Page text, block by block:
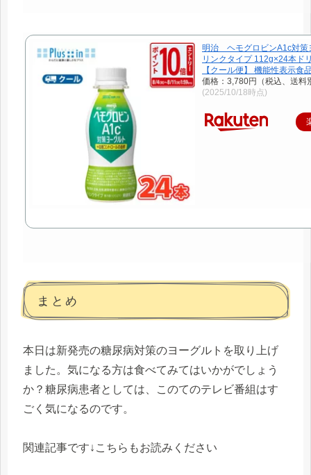
明治 ヘモグロビンA1c対策
リンクタイプ 112g×24本ド
【クール便】 機能性表示食
価格：3,780円（税込、送料
(2025/10/18時点)
まとめ
本日は新発売の糖尿病対策のヨーグルトを取り上げ
ました。気になる方は食べてみてはいかがでしょう
か？糖尿病患者としては、このてのテレビ番組はす
ごく気になるのです。
関連記事です↓こちらもお読みください